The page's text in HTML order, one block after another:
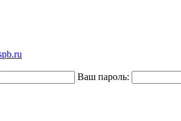
Ваш пароль: